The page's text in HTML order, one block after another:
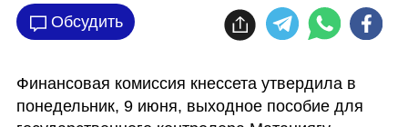
Обсудить
Финансовая комиссия кнессета утвердила в
понедельник, 9 июня, выходное пособие для